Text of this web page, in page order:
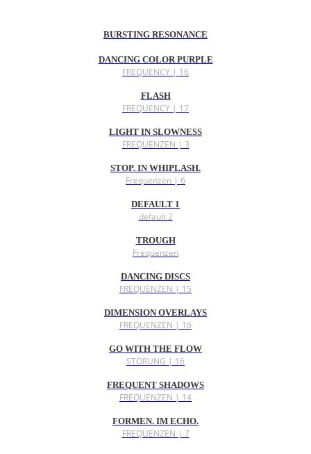
BURSTING RESONANCE
DANCING COLOR PURPLE
FREQUENCY | 16
FLASH
FREQUENCY | 17
LIGHT IN SLOWNESS
FREQUENZEN | 3
STOP. IN WHIPLASH.
Frequenzen | 6
DEFAULT 1
default 2
TROUGH
Frequenzen
DANCING DISCS
FREQUENZEN | 15
DIMENSION OVERLAYS
FREQUENZEN | 16
GO WITH THE FLOW
STÖRUNG | 16
FREQUENT SHADOWS
FREQUENZEN | 14
FORMEN. IM ECHO.
FREQUENZEN | 7